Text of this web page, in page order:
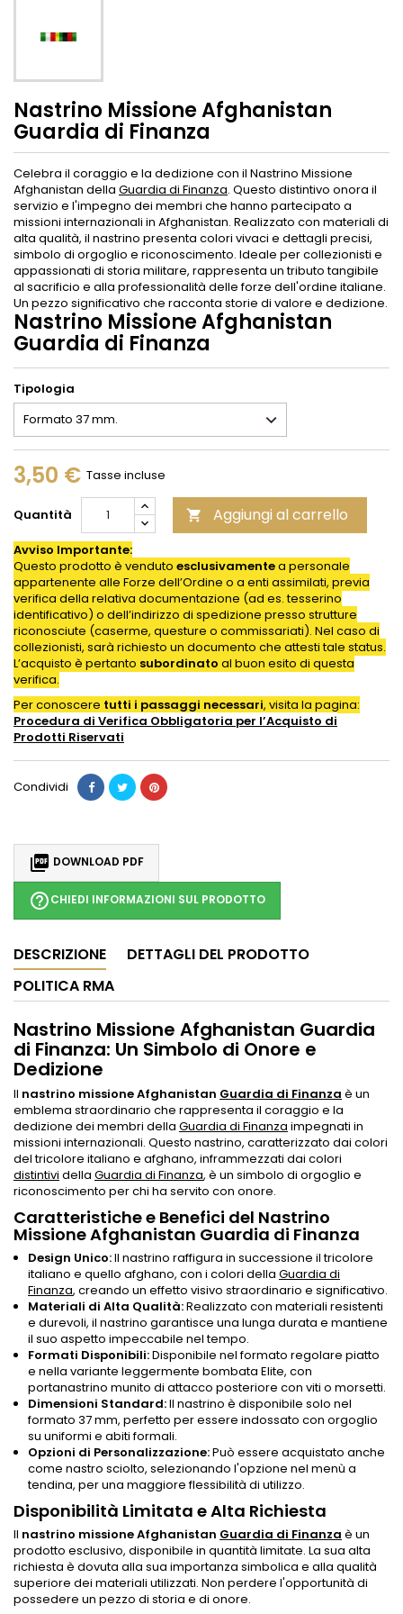
Nastrino Missione Afghanistan
Guardia di Finanza
Celebra il coraggio e la dedizione con il Nastrino Missione
Afghanistan della Guardia di Finanza. Questo distintivo onora il
servizio e l'impegno dei membri che hanno partecipato a
missioni internazionali in Afghanistan. Realizzato con materiali di
alta qualità, il nastrino presenta colori vivaci e dettagli precisi,
simbolo di orgoglio e riconoscimento. Ideale per collezionisti e
appassionati di storia militare, rappresenta un tributo tangibile
al sacrificio e alla professionalità delle forze dell'ordine italiane.
Un pezzo significativo che racconta storie di valore e dedizione.
Nastrino Missione Afghanistan
Guardia di Finanza
Tipologia
3,50 € Tasse incluse
Quantità  Aggiungi al carrello
Avviso Importante:
Questo prodotto è venduto esclusivamentea personale
appartenente alle Forze dell’Ordine o a enti assimilati, previa
verifica della relativa documentazione (ad es. tesserino
identificativo) o dell’indirizzo di spedizione presso strutture
riconosciute (caserme, questure o commissariati). Nel caso di
collezionisti, sarà richiesto un documento che attesti tale status.
L’acquisto è pertanto subordinato al buon esito di questa
verifica.
Per conoscere tutti i passaggi necessari, visita la pagina:
Procedura di Verifica Obbligatoria per l’Acquisto di
Prodotti Riservati
Condividi
 DOWNLOAD PDF
help_outlineCHIEDI INFORMAZIONI SUL PRODOTTO
DESCRIZIONE
DETTAGLI DEL PRODOTTO
POLITICA RMA
Nastrino Missione Afghanistan Guardia
di Finanza: Un Simbolo di Onore e
Dedizione
Il nastrino missione Afghanistan Guardia di Finanza è un
emblema straordinario che rappresenta il coraggio e la
dedizione dei membri della Guardia di Finanza impegnati in
missioni internazionali. Questo nastrino, caratterizzato dai colori
del tricolore italiano e afghano, inframmezzati dai colori
distintivi della Guardia di Finanza, è un simbolo di orgoglio e
riconoscimento per chi ha servito con onore.
Caratteristiche e Benefici del Nastrino
Missione Afghanistan Guardia di Finanza
Design Unico:Il nastrino raffigura in successione il tricolore
italiano e quello afghano, con i colori della Guardia di
Finanza, creando un effetto visivo straordinario e significativo.
Materiali di Alta Qualità:Realizzato con materiali resistenti
e durevoli, il nastrino garantisce una lunga durata e mantiene
il suo aspetto impeccabile nel tempo.
Formati Disponibili:Disponibile nel formato regolare piatto
e nella variante leggermente bombata Elite, con
portanastrino munito di attacco posteriore con viti o morsetti.
Dimensioni Standard:Il nastrino è disponibile solo nel
formato 37 mm, perfetto per essere indossato con orgoglio
su uniformi e abiti formali.
Opzioni di Personalizzazione:Può essere acquistato anche
come nastro sciolto, selezionando l'opzione nel menù a
tendina, per una maggiore flessibilità di utilizzo.
Disponibilità Limitata e Alta Richiesta
Il nastrino missione Afghanistan Guardia di Finanza è un
prodotto esclusivo, disponibile in quantità limitate. La sua alta
richiesta è dovuta alla sua importanza simbolica e alla qualità
superiore dei materiali utilizzati. Non perdere l'opportunità di
possedere un pezzo di storia e di onore.